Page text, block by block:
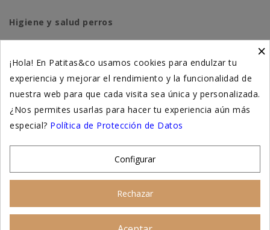
Higiene y salud perros
Suplementación natural
Otros
×
¡Hola! En Patitas&co usamos cookies para endulzar tu
experiencia y mejorar el rendimiento y la funcionalidad de
nuestra web para que cada visita sea única y personalizada.
¿Nos permites usarlas para hacer tu experiencia aún más
especial? Política de Protección de Datos
Configurar
Rechazar